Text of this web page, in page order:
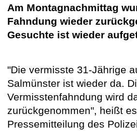
Am Montagnachmittag
Fahndung wieder
Gesuchte ist wieder
"Die vermisste 31-Jährige
Salmünster ist wieder da.
Vermisstenfahndung wird
zurückgenommen", heißt
Pressemitteilung des